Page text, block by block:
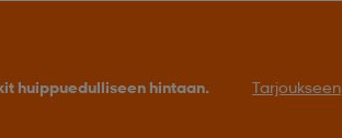
huippuedulliseen hintaan. Tarjoukseen